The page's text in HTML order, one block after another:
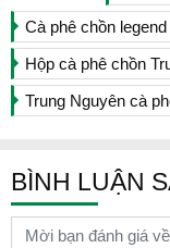
Giỏ xách
Cà phê luôn
In trên bao bì
Cà phê chồn legend
Hộp cà phê chồn
Trung Nguyên cà
BÌNH LUẬN